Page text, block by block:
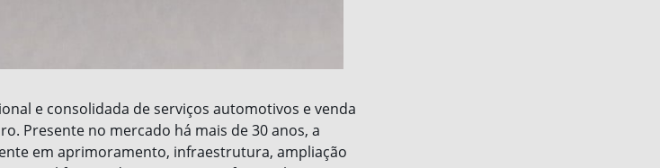
e consolidada de serviços automotivos e venda
Presente no mercado há mais de 30 anos, a
em aprimoramento, infraestrutura, ampliação